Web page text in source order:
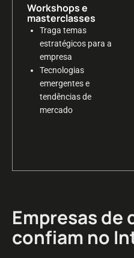
Workshops e
masterclasses
Traga temas
estratégicos para a
empresa
Tecnologias
emergentes e
tendências de
mercado
Empresas de
confiam no